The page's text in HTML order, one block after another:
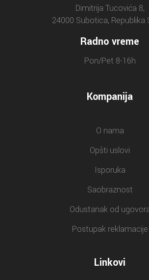
Dimitrija Tucovića 8,
24000 Subotica, Republika
Radno vreme
Pon/Pet 8-16h
Kompanija
O nama
Opšti uslovi
Isporuka
Saobraznost
Odustanak od
Postupak reklamacije
Linkovi